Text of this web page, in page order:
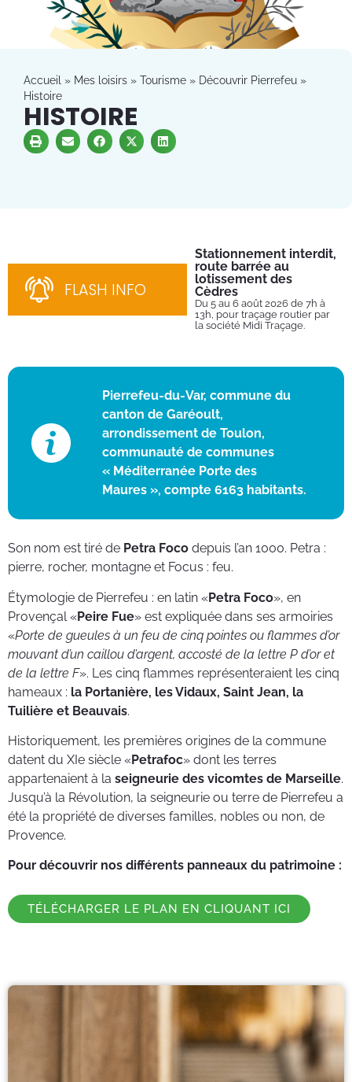
Accueil » Mes loisirs » Tourisme » Découvrir Pierrefeu »
Histoire
HISTOIRE
FLASH INFO
Stationnement interdit,
route barrée au
lotissement des
Cèdres
Du 5 au 6 août 2026 de 7h à
13h, pour traçage routier par
la société Midi Traçage.
Pierrefeu-du-Var, commune du
canton de Garéoult,
arrondissement de Toulon,
communauté de communes
« Méditerranée Porte des
Maures », compte 6163 habitants.
Son nom est tiré de Petra Foco depuis l’an 1000. Petra :
pierre, rocher, montagne et Focus : feu.
Étymologie de Pierrefeu : en latin «Petra Foco», en
Provençal «Peire Fue» est expliquée dans ses armoiries
«Porte de gueules à un feu de cinq pointes ou flammes d’or
mouvant d’un caillou d’argent, accosté de la lettre P d’or et
de la lettre F». Les cinq flammes représenteraient les cinq
hameaux : la Portanière, les Vidaux, Saint Jean, la
Tuilière et Beauvais.
Historiquement, les premières origines de la commune
datent du XIe siècle «Petrafoc» dont les terres
appartenaient à la seigneurie des vicomtes de Marseille.
Jusqu’à la Révolution, la seigneurie ou terre de Pierrefeu a
été la propriété de diverses familles, nobles ou non, de
Provence.
Pour découvrir nos différents panneaux du patrimoine :
TÉLÉCHARGER LE PLAN EN CLIQUANT ICI